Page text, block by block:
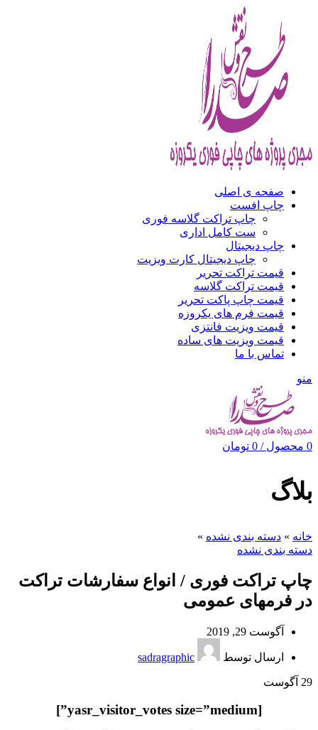
صفحه ی اصلی
چاپ افست
چاپ تراکت گلاسه فوری
ست کامل اداری
چاپ دیجیتال
چاپ دیجیتال کارت ویزیت
قیمت تراکت تحریر
قیمت تراکت گلاسه
قیمت چاپ پاکت تحریر
قیمت فرم های یکروزه
قیمت ویزیت فانتزی
قیمت ویزیت های ساده
تماس با ما
منو
0 محصول /
0 تومان
بلاگ
خانه » دسته بندی نشده »
دسته بندی نشده
چاپ تراکت فوری / انواع سفارشات تراکت
در فرمهای عمومی
آگوست 29, 2019
ارسال توسط sadragraphic
29 آگوست
[yasr_visitor_votes size=”medium”]